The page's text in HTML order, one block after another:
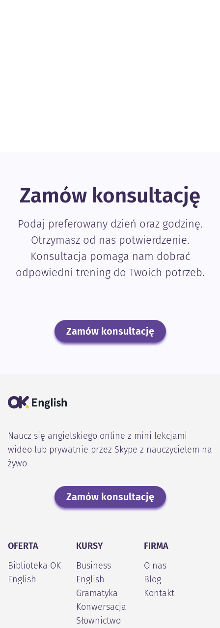
Zamów konsultację
Podaj preferowany dzień oraz godzinę.
Otrzymasz od nas potwierdzenie.
Konsultacja pomaga nam dobrać
odpowiedni trening do Twoich potrzeb.
Zamów konsultację
Naucz się angielskiego online z mini lekcjami
wideo lub prywatnie przez Skype z nauczycielem na
żywo
Zamów konsultację
OFERTA
Biblioteka OK
English
KURSY
Business
English
Gramatyka
Konwersacja
Słownictwo
FIRMA
O nas
Blog
Kontakt